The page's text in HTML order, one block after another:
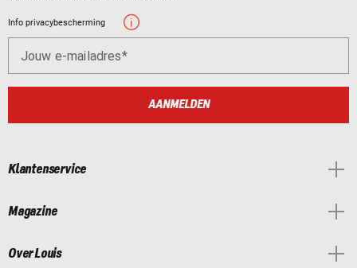
Info privacybescherming
Jouw e-mailadres
AANMELDEN
Klantenservice
Magazine
Over Louis